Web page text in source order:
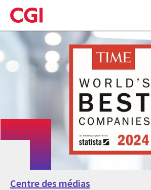
Skip
to
main
content
Centre des médias